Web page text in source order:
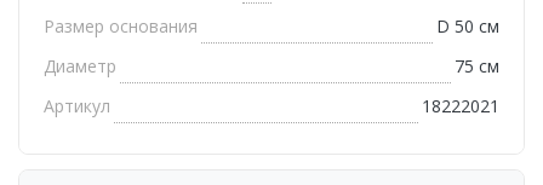
Размер основания
D 50 см
Диаметр
75 см
Артикул
18222021